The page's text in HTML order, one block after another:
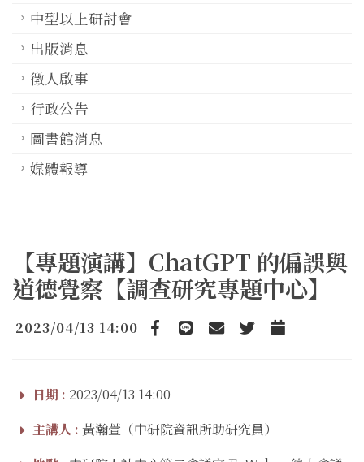
中型以上研討會
出版消息
徵人啟事
行政公告
圖書館消息
媒體報導
【專題演講】ChatGPT 的偏誤與
道德覺察【調查研究專題中心】
2023/04/13 14:00
Facebook
line emailTwitterAdd to Calendar
日期 : 2023/04/13 14:00
主講人 : 黃瀚萱（中研院資訊所助研究員）